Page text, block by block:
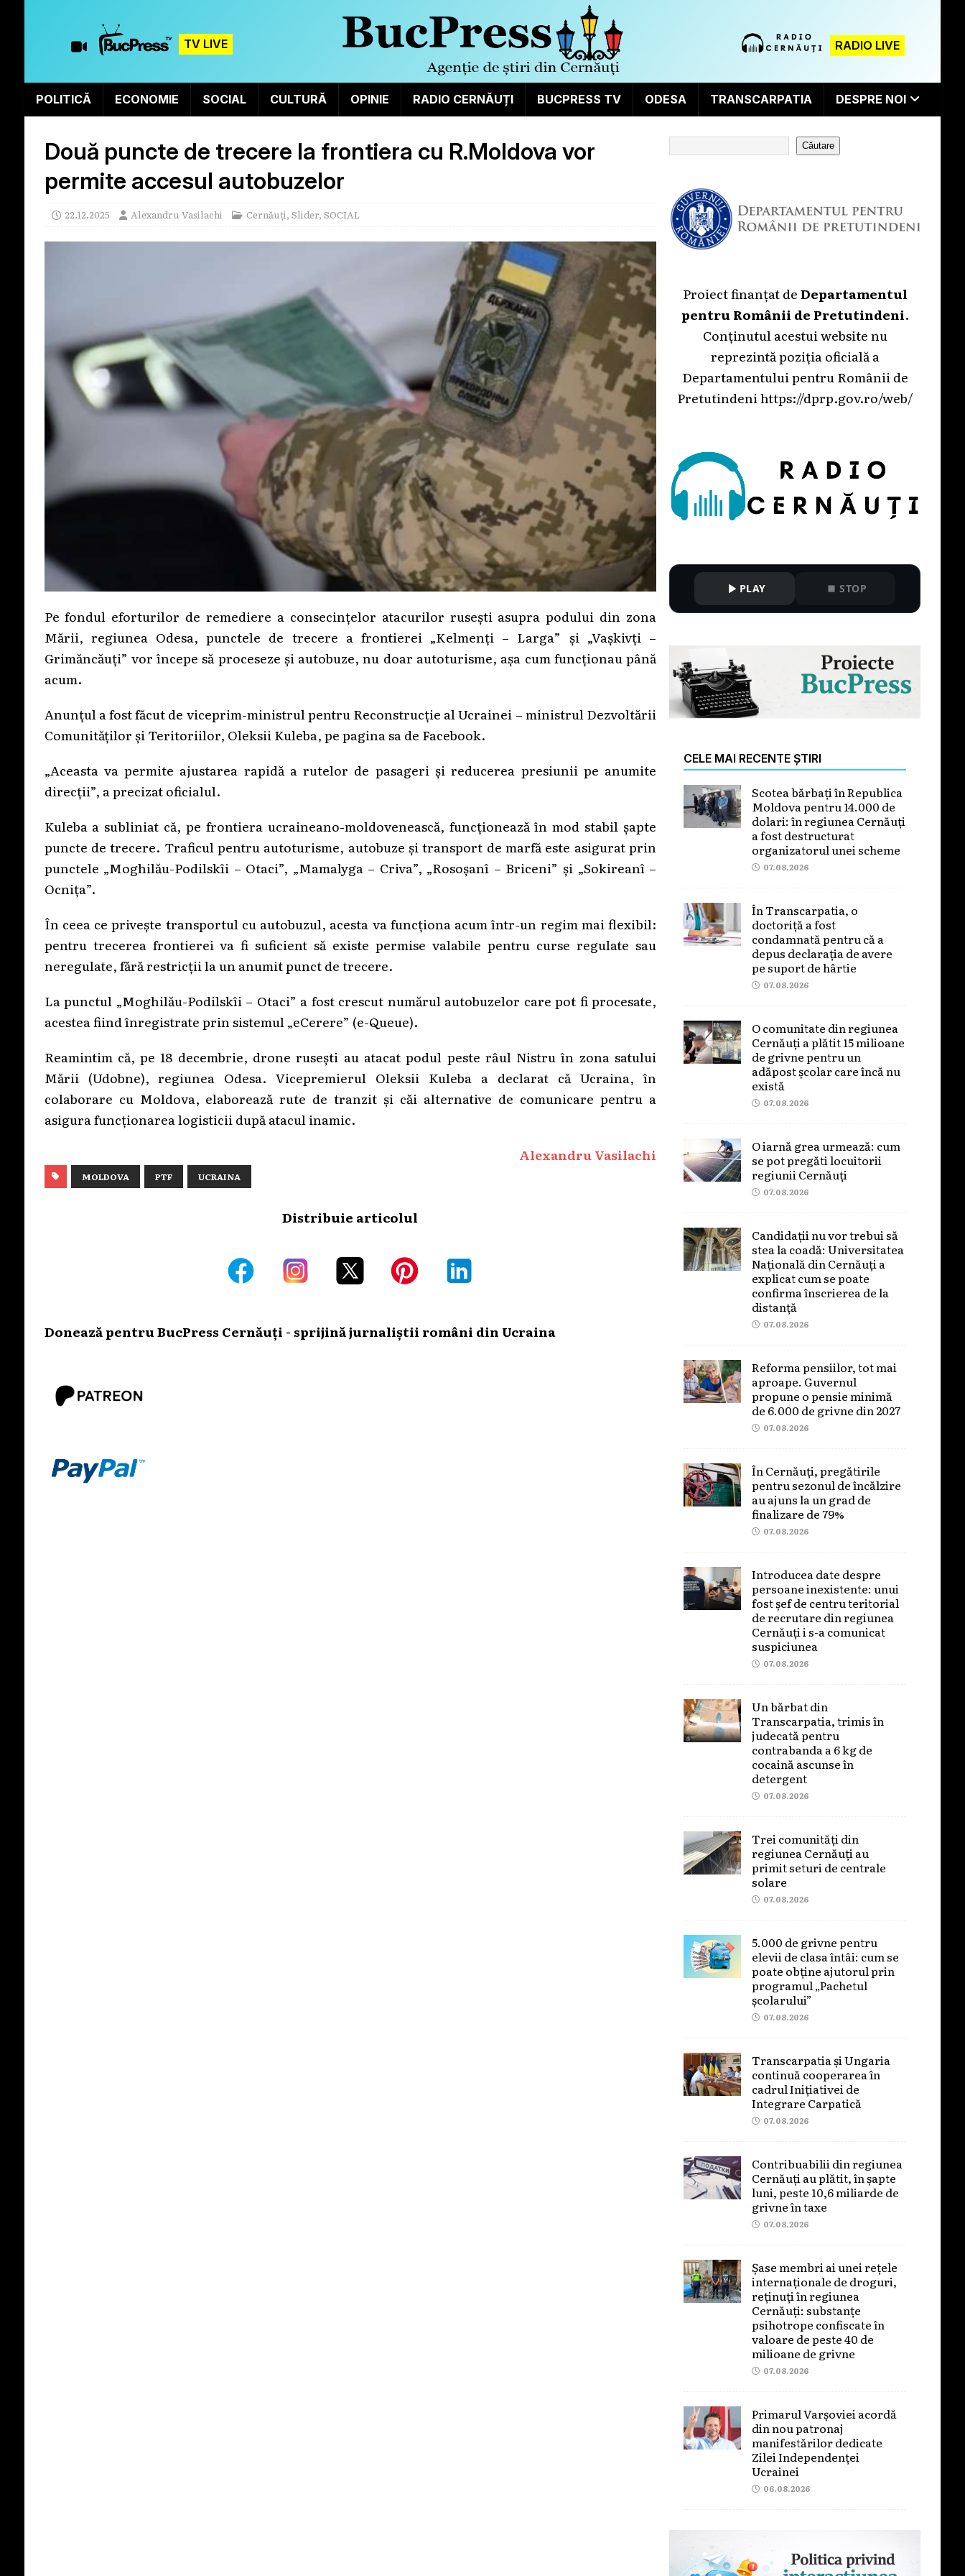
TV LIVE RADIO LIVE
POLITICĂ ECONOMIE SOCIAL CULTURĂ OPINIE RADIO CERNĂUȚI BUCPRESS TV ODESA TRANSCARPATIA DESPRE NOI
Două puncte de trecere la frontiera cu R.Moldova vor
permite accesul autobuzelor
22.12.2025 Alexandru Vasilachi Cernăuți, Slider, SOCIAL
Pe fondul eforturilor de remediere a consecințelor atacurilor rusești asupra podului din zona
Mării, regiunea Odesa, punctele de trecere a frontierei „Kelmenți – Larga” și „Vașkivți –
Grimăncăuţi” vor începe să proceseze și autobuze, nu doar autoturisme, așa cum funcționau până
acum.
Anunțul a fost făcut de viceprim-ministrul pentru Reconstrucție al Ucrainei – ministrul Dezvoltării
Comunităților și Teritoriilor, Oleksii Kuleba, pe pagina sa de Facebook.
„Aceasta va permite ajustarea rapidă a rutelor de pasageri și reducerea presiunii pe anumite
direcții”, a precizat oficialul.
Kuleba a subliniat că, pe frontiera ucraineano-moldovenească, funcționează în mod stabil șapte
puncte de trecere. Traficul pentru autoturisme, autobuze și transport de marfă este asigurat prin
punctele „Moghilău-Podilskîi – Otaci”, „Mamalyga – Criva”, „Rosoșanî – Briceni” și „Sokireanî –
Ocnița”.
În ceea ce privește transportul cu autobuzul, acesta va funcționa acum într-un regim mai flexibil:
pentru trecerea frontierei va fi suficient să existe permise valabile pentru curse regulate sau
neregulate, fără restricții la un anumit punct de trecere.
La punctul „Moghilău-Podilskîi – Otaci” a fost crescut numărul autobuzelor care pot fi procesate,
acestea fiind înregistrate prin sistemul „eCerere” (e-Queue).
Reamintim că, pe 18 decembrie, drone rusești au atacat podul peste râul Nistru în zona satului
Mării (Udobne), regiunea Odesa. Vicepremierul Oleksii Kuleba a declarat că Ucraina, în
colaborare cu Moldova, elaborează rute de tranzit și căi alternative de comunicare pentru a
asigura funcționarea logisticii după atacul inamic.
Alexandru Vasilachi
MOLDOVA PTF UCRAINA
Distribuie articolul
Donează pentru BucPress Cernăuți - sprijină jurnaliștii români din Ucraina
Căutare
Proiect finanțat deDepartamentul
pentru Românii de Pretutindeni.
Conținutul acestui website nu
reprezintă poziția oficială a
Departamentului pentru Românii de
Pretutindenihttps://dprp.gov.ro/web/
PLAY STOP
CELE MAI RECENTE ȘTIRI
Scotea bărbați în Republica
Moldova pentru 14.000 de
dolari: în regiunea Cernăuți
a fost destructurat
organizatorul unei scheme
07.08.2026
În Transcarpatia, o
doctoriță a fost
condamnată pentru că a
depus declarația de avere
pe suport de hârtie
07.08.2026
O comunitate din regiunea
Cernăuți a plătit 15 milioane
de grivne pentru un
adăpost școlar care încă nu
există
07.08.2026
O iarnă grea urmează: cum
se pot pregăti locuitorii
regiunii Cernăuți
07.08.2026
Candidații nu vor trebui să
stea la coadă: Universitatea
Națională din Cernăuți a
explicat cum se poate
confirma înscrierea de la
distanță
07.08.2026
Reforma pensiilor, tot mai
aproape. Guvernul
propune o pensie minimă
de 6.000 de grivne din 2027
07.08.2026
În Cernăuți, pregătirile
pentru sezonul de încălzire
au ajuns la un grad de
finalizare de 79%
07.08.2026
Introducea date despre
persoane inexistente: unui
fost șef de centru teritorial
de recrutare din regiunea
Cernăuți i s-a comunicat
suspiciunea
07.08.2026
Un bărbat din
Transcarpatia, trimis în
judecată pentru
contrabanda a 6 kg de
cocaină ascunse în
detergent
07.08.2026
Trei comunități din
regiunea Cernăuți au
primit seturi de centrale
solare
07.08.2026
5.000 de grivne pentru
elevii de clasa întâi: cum se
poate obține ajutorul prin
programul „Pachetul
școlarului”
07.08.2026
Transcarpatia și Ungaria
continuă cooperarea în
cadrul Inițiativei de
Integrare Carpatică
07.08.2026
Contribuabilii din regiunea
Cernăuți au plătit, în șapte
luni, peste 10,6 miliarde de
grivne în taxe
07.08.2026
Șase membri ai unei rețele
internaționale de droguri,
reținuți în regiunea
Cernăuți: substanțe
psihotrope confiscate în
valoare de peste 40 de
milioane de grivne
07.08.2026
Primarul Varșoviei acordă
din nou patronaj
manifestărilor dedicate
Zilei Independenței
Ucrainei
06.08.2026